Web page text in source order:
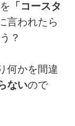
「コースタ
言われたら
？
何かを間違
ないので